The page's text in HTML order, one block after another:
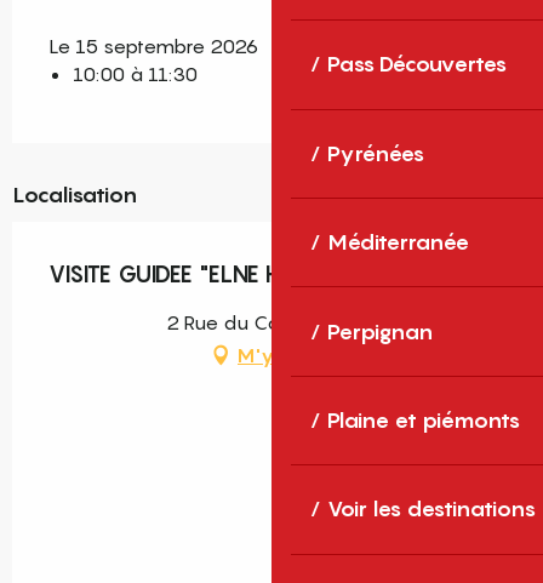
Pass Découvertes
Pyrénées
Méditerranée
Perpignan
Plaine et piémonts
Voir les destinations
Le 15 septembre 2026
10:00 à 11:30
Localisation
VISITE GUIDEE "ELNE HISTORIQUE"
2 Rue du Couvent, Elne
M'y rendre